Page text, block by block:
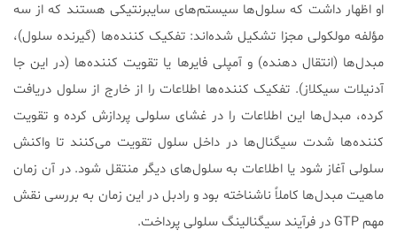
او اظهار داشت که سلول‌ها سیستم‌های سایبرنتیکی هستند كه از سه
مؤلفه مولكولی مجزا تشکیل شده‌اند: تفکیک كننده‌ها (گیرنده سلول)،
مبدل‌ها (انتقال دهنده) و آمپلی فایرها یا تقویت کننده‌ها (در این جا
آدنیلات سیکلاز). تفکیک‌ کننده‌ها اطلاعات را از خارج از سلول دریافت
کرده، مبدل‌ها این اطلاعات را در غشای سلولی پردازش کرده و تقویت
کننده‌ها شدت سیگنال‌ها در داخل سلول تقویت می‌کنند تا واکنش
سلولی آغاز شود یا اطلاعات به سلول‌های دیگر منتقل شود. در آن زمان
ماهیت مبدل‌ها کاملاً ناشناخته بود و رادبل در این زمان به بررسی نقش
مهم GTP در فرآیند سیگنالینگ سلولی پرداخت.